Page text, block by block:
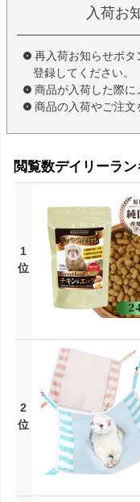
入荷お
再入荷お知らせボタ
登録してください。
商品が入荷した際に
商品の入荷やご注文
閲覧数デイリーラ
1
位
2
位